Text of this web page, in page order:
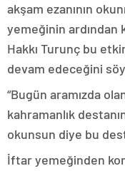
akşam ezanının
yemeğinin ardından
Hakkı Turunç bu
devam edeceğini
“Bugün aramızda
kahramanlık
okunsun diye bu
İftar yemeğinden